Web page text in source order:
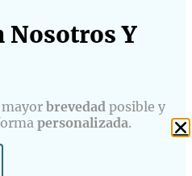
Nosotros Y
brevedad posible y
personalizada.